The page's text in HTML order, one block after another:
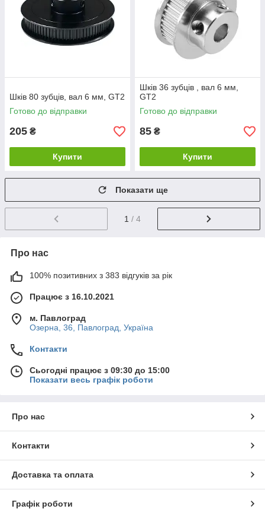
Шків 80 зубців, вал 6 мм, GT2
Готово до відправки
205 ₴
Купити
Шків 36 зубців , вал 6 мм,
GT2
Готово до відправки
85 ₴
Купити
Показати ще
1 / 4
Про нас
100% позитивних з 383 відгуків за рік
Працює з 16.10.2021
м. Павлоград
Озерна, 36, Павлоград, Україна
Контакти
Сьогодні працює з 09:30 до 15:00
Показати весь графік роботи
Про нас
Контакти
Доставка та оплата
Графік роботи